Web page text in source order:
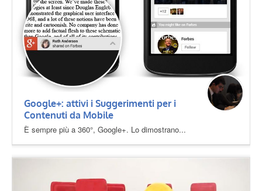
Google+: attivi i Suggerimenti per i
Contenuti da Mobile
È sempre più a 360°, Google+. Lo dimostrano...